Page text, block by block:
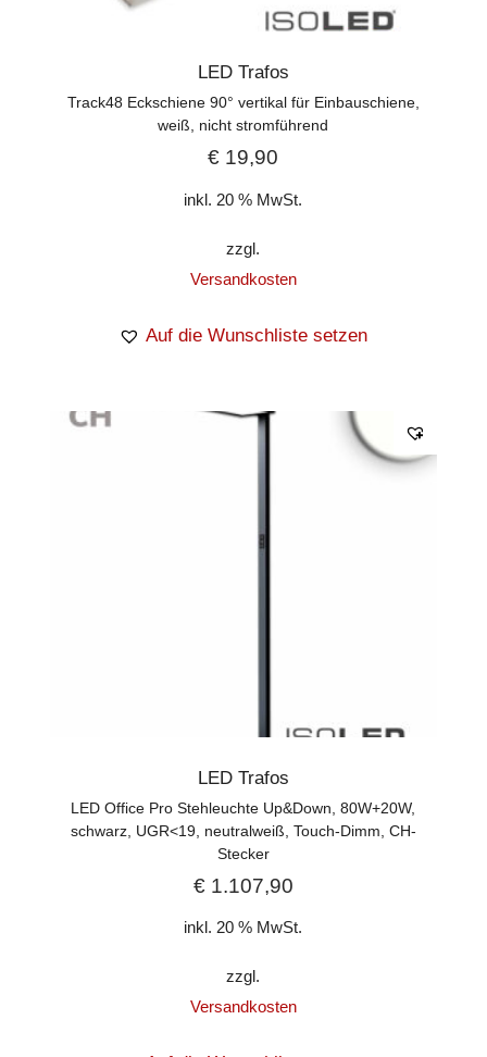
LED Trafos
Track48 Eckschiene 90° vertikal für Einbauschiene,
weiß, nicht stromführend
€ 19,90
inkl. 20 % MwSt.
zzgl.
Versandkosten
Auf die Wunschliste setzen
LED Trafos
LED Office Pro Stehleuchte Up&Down, 80W+20W,
schwarz, UGR<19, neutralweiß, Touch-Dimm, CH-
Stecker
€1.107,90
inkl. 20 % MwSt.
zzgl.
Versandkosten